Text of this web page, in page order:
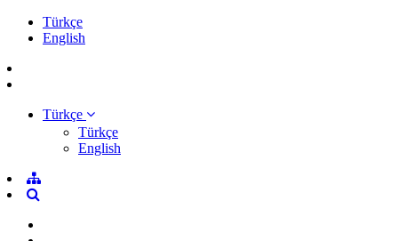
Türkçe
English
Türkçe
Türkçe
English